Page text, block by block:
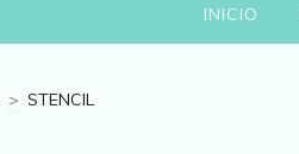
INICIO
> STENCIL